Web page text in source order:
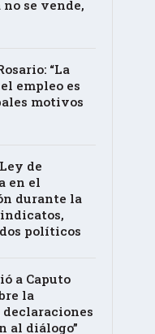
se vende,
“La
empleo es
motivos
de
en el
durante la
políticos
a Caputo
la
declaraciones
al diálogo”